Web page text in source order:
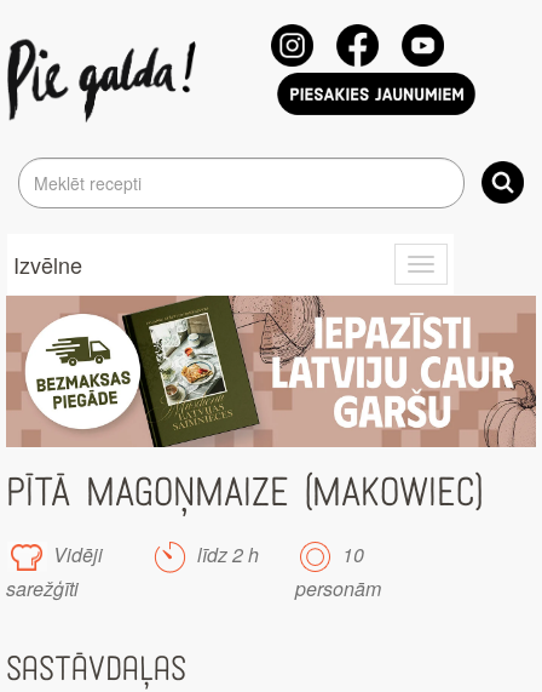
Toggle
navigation
Izvēlne
PĪTĀ MAGOŅMAIZE (MAKOWIEC)
Vidēji
sarežģīti
līdz 2 h
10
personām
Sastāvdaļas